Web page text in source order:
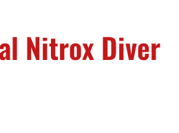
Nitrox Diver